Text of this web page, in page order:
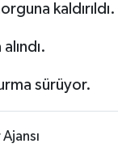
kaldırıldı.
sürüyor.